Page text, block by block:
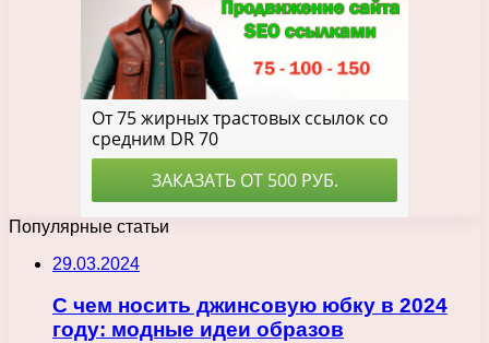
Популярные статьи
29.03.2024
С чем носить джинсовую юбку в 2024
году: модные идеи образов